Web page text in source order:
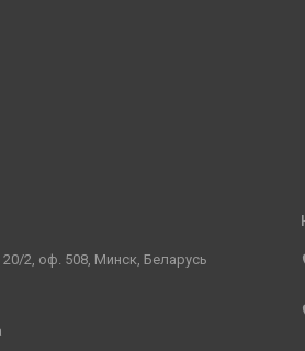
20/2, оф. 508, Минск, Беларусь